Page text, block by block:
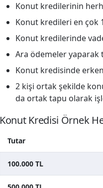
Konut kredilerinin
Konut kredileri en çok
Konut kredilerinde
Ara ödemeler yaparak
Konut kredisinde
2 kişi ortak şekilde
da ortak tapu olarak
Konut Kredisi Örnek
Tutar
100.000 TL